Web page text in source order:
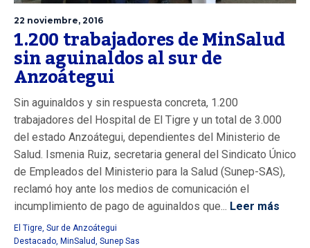
22 noviembre, 2016
1.200 trabajadores de MinSalud
sin aguinaldos al sur de
Anzoátegui
Sin aguinaldos y sin respuesta concreta, 1.200
trabajadores del Hospital de El Tigre y un total de 3.000
del estado Anzoátegui, dependientes del Ministerio de
Salud. Ismenia Ruiz, secretaria general del Sindicato Único
de Empleados del Ministerio para la Salud (Sunep-SAS),
reclamó hoy ante los medios de comunicación el
incumplimiento de pago de aguinaldos que... Leer más
El Tigre, Sur de Anzoátegui
Destacado, MinSalud, Sunep Sas